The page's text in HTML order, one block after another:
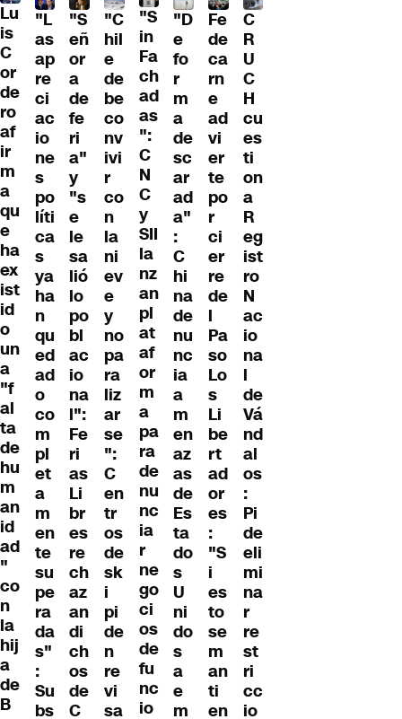
Lu
is
C
or
de
ro
af
ir
m
a
qu
e
ha
ex
ist
id
o
un
a
"f
al
ta
de
hu
m
an
id
ad
"
co
n
la
hij
a
de
B
"L
as
ap
re
ci
ac
io
ne
s
po
líti
ca
s
ya
ha
n
qu
ed
ad
o
co
m
pl
et
a
m
en
te
su
pe
ra
da
s"
:
Su
bs
"S
eñ
or
a
de
fe
ri
a"
y
"s
e
le
sa
lió
lo
po
bl
ac
io
na
l":
Fe
ri
as
Li
br
es
re
ch
az
an
di
ch
os
de
C
"C
hil
e
de
be
co
nv
ivi
r
co
n
la
ni
ev
e
y
no
pa
ra
liz
ar
se
":
C
en
tr
os
de
sk
i
pi
de
n
re
vi
sa
"S
in
Fa
ch
ad
as
":
C
N
C
y
SII
la
nz
an
pl
at
af
or
m
a
pa
ra
de
nu
nc
ia
r
ne
go
ci
os
de
fu
nc
io
"D
e
fo
r
m
a
de
sc
ar
ad
a"
:
C
hi
na
de
nu
nc
ia
a
m
en
az
as
de
Es
ta
do
s
U
ni
do
s
a
e
m
Fe
de
ca
rn
e
ad
vi
er
te
po
r
ci
er
re
de
l
Pa
so
Lo
s
Li
be
rt
ad
or
es
:
"S
i
es
to
se
m
an
ti
en
C
R
U
C
H
cu
es
ti
on
a
R
eg
ist
ro
N
ac
io
na
l
de
Vá
nd
al
os
:
Pi
de
eli
mi
na
r
re
st
ri
cc
io